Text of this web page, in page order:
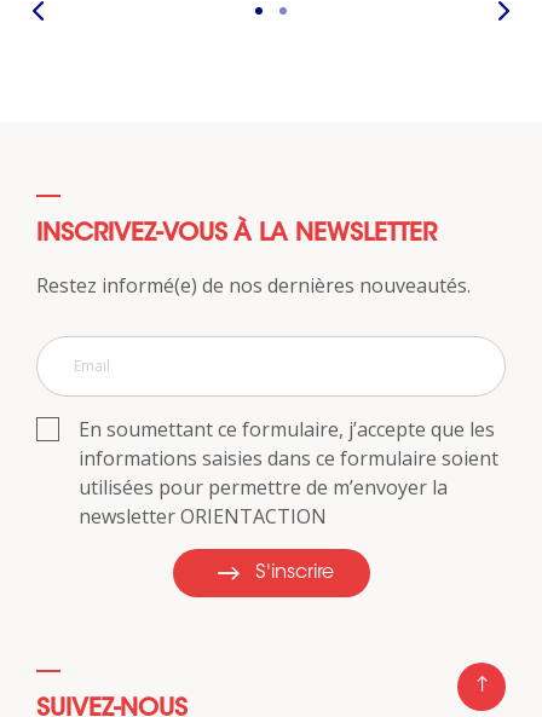
INSCRIVEZ-VOUS À LA NEWSLETTER
Restez informé(e) de nos dernières nouveautés.
En soumettant ce formulaire, j’accepte que les
informations saisies dans ce formulaire soient
utilisées pour permettre de m’envoyer la
newsletter ORIENTACTION
S'inscrire
SUIVEZ-NOUS